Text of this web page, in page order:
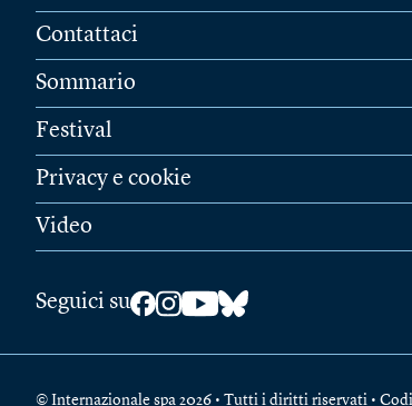
Contattaci
Sommario
Festival
Privacy e cookie
Video
Seguici su
© Internazionale spa 2026 • Tutti i diritti riservati •